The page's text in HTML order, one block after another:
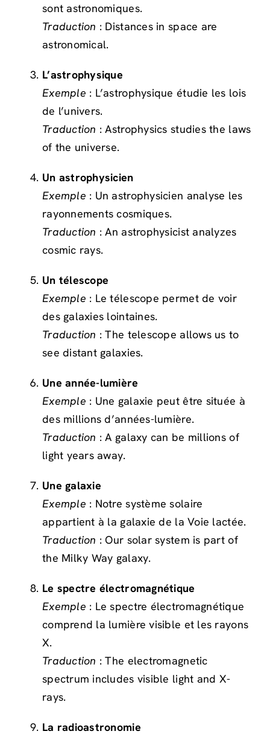
sont astronomiques.
Traduction : Distances in space are
astronomical.
L’astrophysique
Exemple : L’astrophysique étudie les lois
de l’univers.
Traduction : Astrophysics studies the laws
of the universe.
Un astrophysicien
Exemple : Un astrophysicien analyse les
rayonnements cosmiques.
Traduction : An astrophysicist analyzes
cosmic rays.
Un télescope
Exemple : Le télescope permet de voir
des galaxies lointaines.
Traduction : The telescope allows us to
see distant galaxies.
Une année-lumière
Exemple : Une galaxie peut être située à
des millions d’années-lumière.
Traduction : A galaxy can be millions of
light years away.
Une galaxie
Exemple : Notre système solaire
appartient à la galaxie de la Voie lactée.
Traduction : Our solar system is part of
the Milky Way galaxy.
Le spectre électromagnétique
Exemple : Le spectre électromagnétique
comprend la lumière visible et les rayons
X.
Traduction : The electromagnetic
spectrum includes visible light and X-
rays.
La radioastronomie